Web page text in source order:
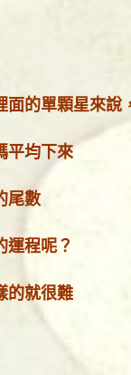
面的單顆星來說
平均下來
尾數
運程呢？
的就很難